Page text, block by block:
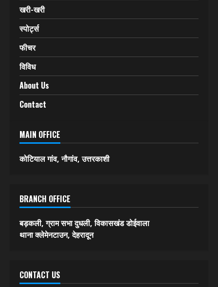
खरी-खरी
स्पोर्ट्स
फीचर
विविध
About Us
Contact
MAIN OFFICE
कोटियाल गांव, नौगांव, उत्तरकाशी
BRANCH OFFICE
बड़कली, ग्राम सभा दुधली, विकासखंड डोईवाला
थाना क्लेमेनटाउन, देहरादून
CONTACT US